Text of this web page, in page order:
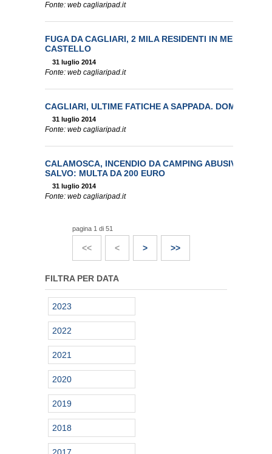
Fonte: web cagliaripad.it
FUGA DA CAGLIARI, 2 MILA RESIDENTI IN MENO IN
CASTELLO
31 luglio 2014
Fonte: web cagliaripad.it
CAGLIARI, ULTIME FATICHE A SAPPADA. DOMANI IL
31 luglio 2014
Fonte: web cagliaripad.it
CALAMOSCA, INCENDIO DA CAMPING ABUSIVO.
SALVO: MULTA DA 200 EURO
31 luglio 2014
Fonte: web cagliaripad.it
pagina 1 di 51
<< < > >>
FILTRA PER DATA
2023
2022
2021
2020
2019
2018